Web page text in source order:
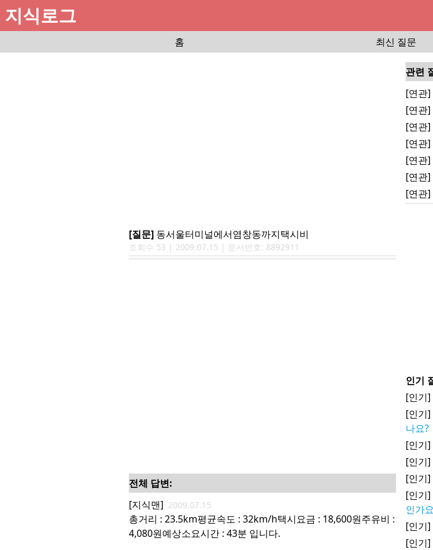
지식로그
홈
최신 질문
[질문] 동서울터미널에서염창동까지택시비
조회수 53 | 2009.07.15 | 문서번호: 8892911
전체 답변:
[지식맨] 2009.07.15
총거리 : 23.5km평균속도 : 32km/h택시요금 : 18,600원주유비 :
4,080원예상소요시간 : 43분 입니다.
관련
[연관]
[연관]
[연관]
[연관]
[연관]
[연관]
[연관]
인기
[인기]
[인기]
나요?
[인기]
[인기]
[인기]
[인기]
인가
[인기]
[인기]